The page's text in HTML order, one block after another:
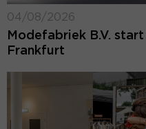
04/08/2026
Modefabriek B.V.
Frankfurt